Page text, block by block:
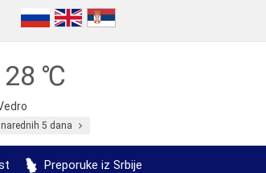
28 ℃
5 dana
Preporuke iz Srbije